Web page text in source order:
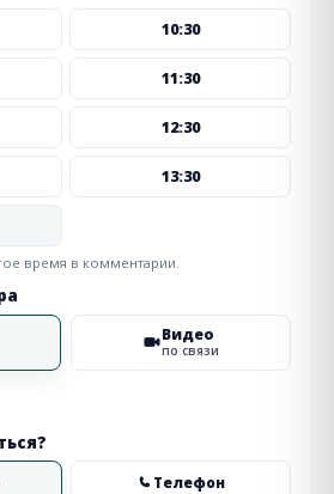
10:30
11:30
12:30
13:30
время в комментарии.
Видео
по связи
Телефон